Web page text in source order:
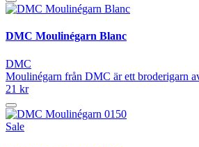
DMC Moulinégarn Blanc
DMC
Moulinégarn från DMC är ett broderigarn
21 kr
Sale